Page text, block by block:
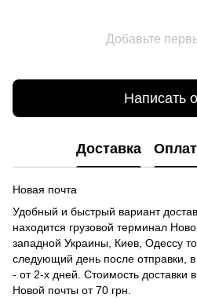
Добавьте
Написать
Доставка
Новая почта
Удобный и быстрый вариант
находится грузовой терминал
западной Украины, Киев, Одессу
следующий день после отправки,
- от 2-х дней. Стоимость доставки
Новой почты от 70 грн.